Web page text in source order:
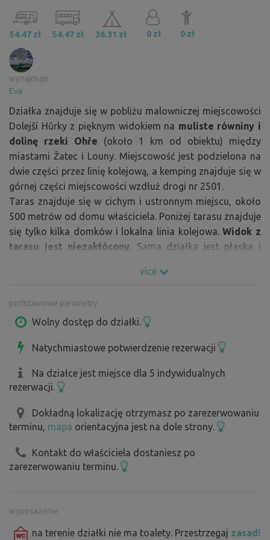
54.47 zł 54.47 zł 36.31 zł 0 zł 0 zł
wynajmuje:
Eva
Działka znajduje się w pobliżu malowniczej miejscowości
Dolejší Hůrky z pięknym widokiem na muliste równiny i
dolinę rzeki Ohře (około 1 km od obiektu) między
miastami Žatec i Louny. Miejscowość jest podzielona na
dwie części przez linię kolejową, a kemping znajduje się w
górnej części miejscowości wzdłuż drogi nr 2501.
Taras znajduje się w cichym i ustronnym miejscu, około
500 metrów od domu właściciela. Poniżej tarasu znajduje
się tylko kilka domków i lokalna linia kolejowa.Widok z
tarasu jest niezakłócony. Sama działka jest płaska i
Dojazd jest solidną drogą żwirową. Jest przejezdna nawet
prosimy o posprzątanie po sobie i zabranie. Po
wcześniejszym uzgodnieniu możliwe jest uzyskanie wody
Žatecko i Lounsko to perły regionu uprawy chmielu
Jest to około 1,2 km odcinek asfaltowej ścieżki
rowerowej o szerokości 2,5 m w pobliżu nowoczesnego
Królewskie Miasto Žatec
Środkowej. Pierwsza pisemna wzmianka pochodzi z 1004
roku. Powstanie średniowiecznego miasta zwieńczył akt
více
podstawowe parametry
Wolny dostęp do działki.
Natychmiastowe potwierdzenie rezerwacji
Na działce jest miejsce dla 5 indywidualnych
rezerwacji.
Dokładną lokalizację otrzymasz po zarezerwowaniu
terminu, mapa orientacyjna jest na dole strony.
Kontakt do właściciela dostaniesz po
zarezerwowaniu terminu.
wyposażenie
na terenie działki nie ma toalety. Przestrzegaj zasad!